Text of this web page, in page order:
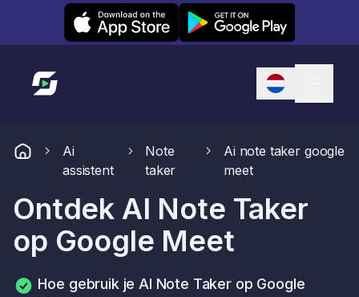
Leexi on iOS Leexi on Android
Link naar startpagina
Ai
assistent
Note
taker
Ai note taker google
meet
Ontdek AI Note Taker
op Google Meet
Hoe gebruik je AI Note Taker op Google